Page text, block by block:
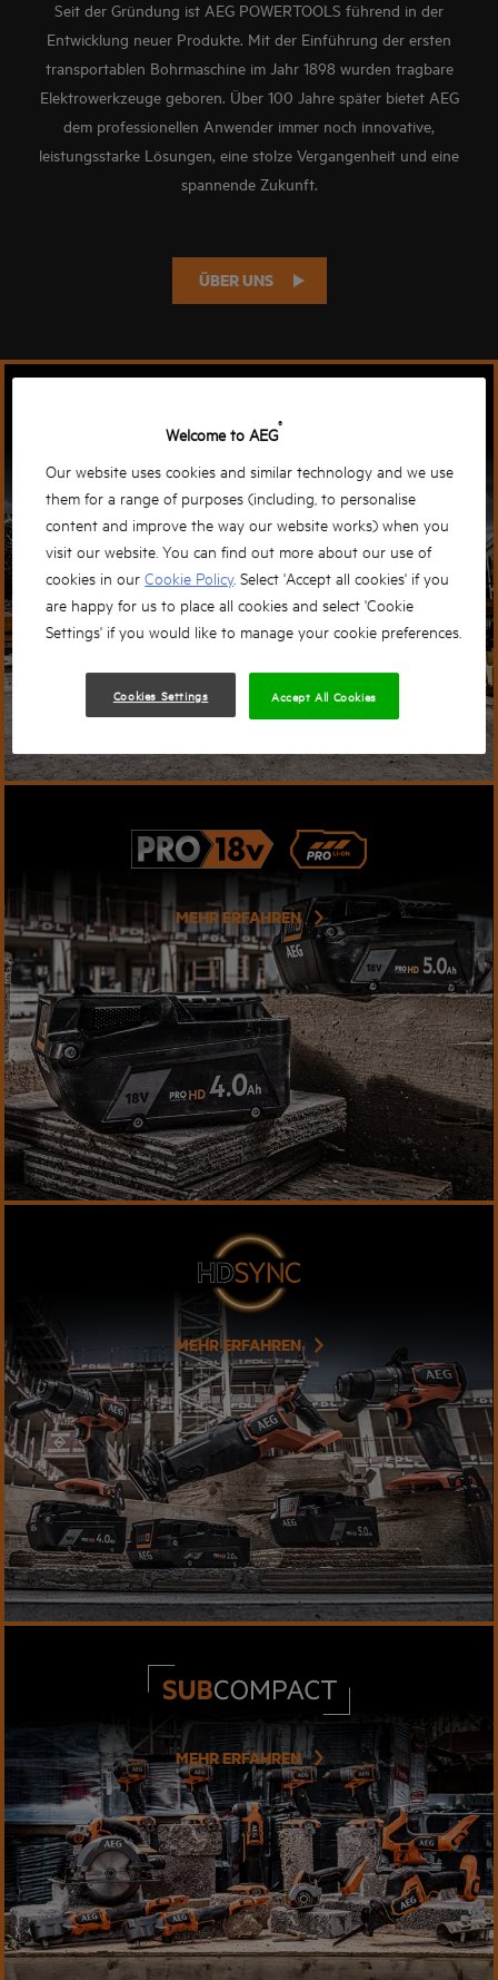
Seit der Gründung ist AEG POWERTOOLS führend in der
Entwicklung neuer Produkte. Mit der Einführung der ersten
transportablen Bohrmaschine im Jahr 1898 wurden tragbare
Elektrowerkzeuge geboren. Über 100 Jahre später bietet AEG
dem professionellen Anwender immer noch innovative,
leistungsstarke Lösungen, eine stolze Vergangenheit und eine
spannende Zukunft.
ÜBER UNS
MEHR ERFAHREN
MEHR ERFAHREN
MEHR ERFAHREN
MEHR ERFAHREN
Welcome to AEG®
Our website uses cookies and similar technology and we use
them for a range of purposes (including, to personalise
content and improve the way our website works) when you
visit our website. You can find out more about our use of
cookies in ourCookie Policy. Select 'Accept all cookies' if you
are happy for us to place all cookies and select 'Cookie
Settings' if you would like to manage your cookie preferences.
Cookies Settings Accept All Cookies